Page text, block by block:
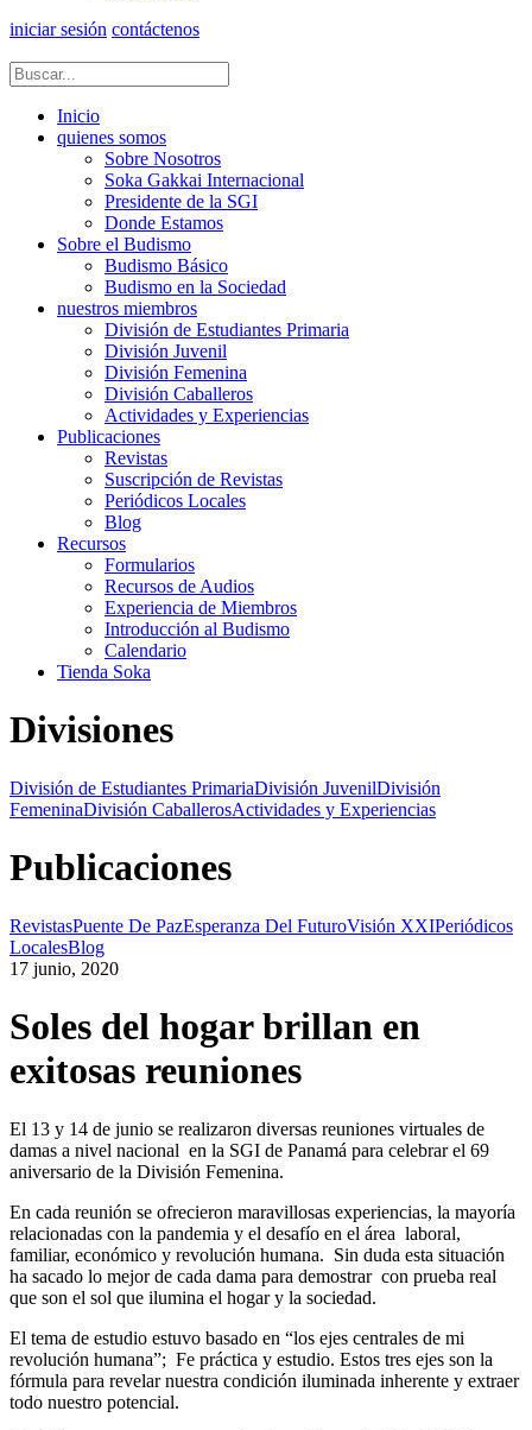
iniciar sesión contáctenos
Inicio
quienes somos
Sobre Nosotros
Soka Gakkai Internacional
Presidente de la SGI
Donde Estamos
Sobre el Budismo
Budismo Básico
Budismo en la Sociedad
nuestros miembros
División de Estudiantes Primaria
División Juvenil
División Femenina
División Caballeros
Actividades y Experiencias
Publicaciones
Revistas
Suscripción de Revistas
Periódicos Locales
Blog
Recursos
Formularios
Recursos de Audios
Experiencia de Miembros
Introducción al Budismo
Calendario
Tienda Soka
Divisiones
División de Estudiantes PrimariaDivisión JuvenilDivisión
FemeninaDivisión CaballerosActividades y Experiencias
Publicaciones
RevistasPuente De PazEsperanza Del FuturoVisión XXIPeriódicos
LocalesBlog
17 junio, 2020
Soles del hogar brillan en
exitosas reuniones
El 13 y 14 de junio se realizaron diversas reuniones virtuales de
damas a nivel nacional en la SGI de Panamá para celebrar el 69
aniversario de la División Femenina.
En cada reunión se ofrecieron maravillosas experiencias, la mayoría
relacionadas con la pandemia y el desafío en el área laboral,
familiar, económico y revolución humana. Sin duda esta situación
ha sacado lo mejor de cada dama para demostrar con prueba real
que son el sol que ilumina el hogar y la sociedad.
El tema de estudio estuvo basado en “los ejes centrales de mi
revolución humana”; Fe práctica y estudio. Estos tres ejes son la
fórmula para revelar nuestra condición iluminada inherente y extraer
todo nuestro potencial.